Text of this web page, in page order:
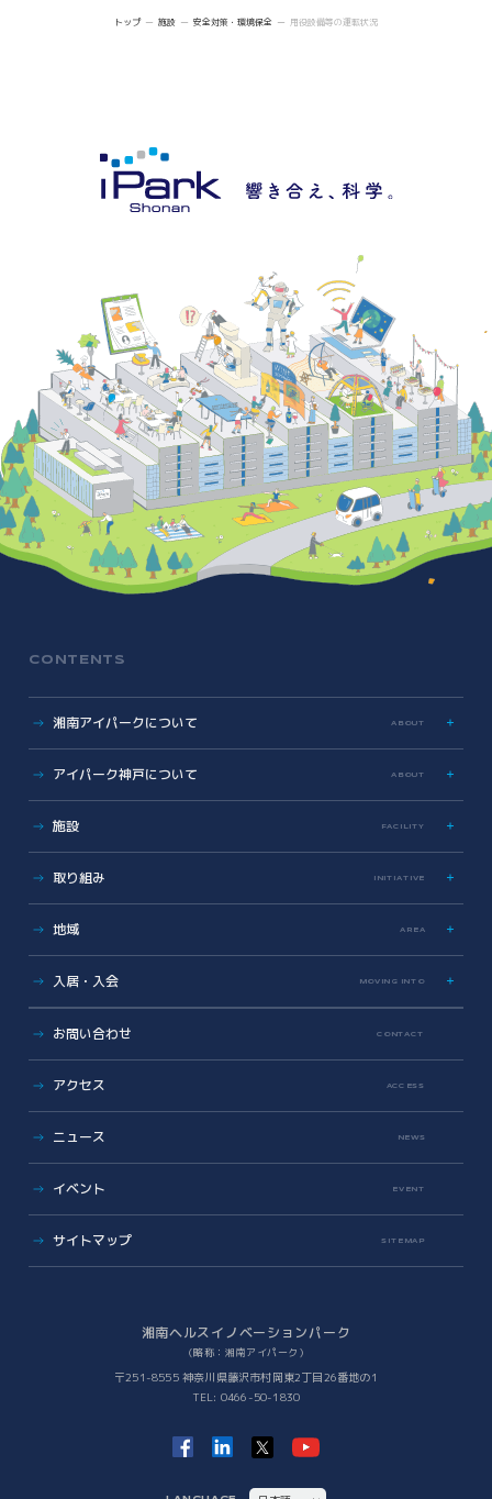
トップ 施設 安全対策・環境保全 用役設備等の運転状況
CONTENTS
湘南アイパークについて ABOUT
歩み
Photo & Movie Library
基本情報資料
運営会社について
こどもとかがくとあいぱーく
アイパーク神戸について ABOUT
プレスリリース
施設 FACILITY
共有設備・スペース
安全対策・環境保全
取り組み INITIATIVE
AI/DX Concierge
コラボレーション支援
共創支援プログラム(CollaboRaising)
オンラインマッチングシステム
iNexS
リーダーズクラブ
Venture Mentoring Service
Incubation Program
社会課題解決
地域 AREA
地域に開かれた湘南アイパーク
地域への報告
入居・入会 MOVING INTO
メンバーシップ入会
入居者コミュニティ
サイエンスカフェ
有志活動(iPass)
アイパーク公認クラブ
お問い合わせ CONTACT
アクセス ACCESS
ニュース NEWS
イベント EVENT
サイトマップ SITEMAP
湘南ヘルスイノベーションパーク
（略称：湘南アイパーク）
〒251-8555 神奈川県藤沢市村岡東2丁目26番地の1
TEL: 0466-50-1830